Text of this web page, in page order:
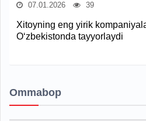
07.01.2026 39
Xitoyning eng yirik
O‘zbekistonda tayyorlaydi
Ommabop